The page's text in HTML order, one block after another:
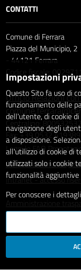
CONTATTI
Comune di Ferrara
Piazza del Municipio, 2
- 44121 Ferrara
Codice fiscale:
Ufficio Relazioni
Centralino:
Fax: +39 0532 419389
Leggi le FAQ
Richiedi assistenza
Intranet - accesso
Amministrazione
Dichiarazione di
SEGUICI SU
Impostazioni
Questo Sito fa uso di
funzionamento delle
dell'utente, di cookie
navigazione degli
a disposizione.
all'utilizzo di cookie di
utilizzati solo i cookie
funzionalità aggiuntive
Per conoscere i